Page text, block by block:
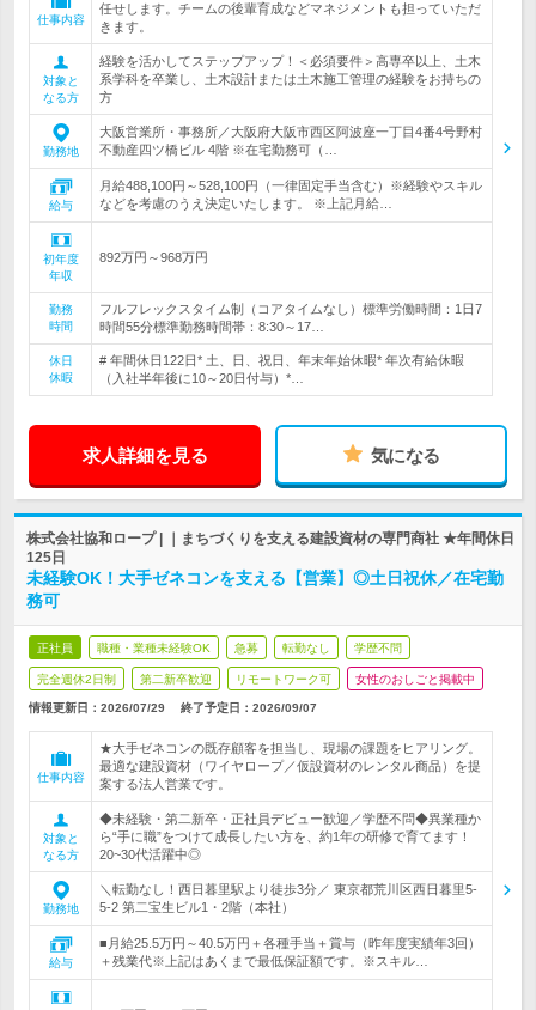
仕事内容
任せします。チームの後輩育成などマネジメントも担っていただ
きます。
対象と
なる方
経験を活かしてステップアップ！＜必須要件＞高専卒以上、土木
系学科を卒業し、土木設計または土木施工管理の経験をお持ちの
方
勤務地
大阪営業所・事務所／大阪府大阪市西区阿波座一丁目4番4号野村
不動産四ツ橋ビル 4階 ※在宅勤務可（…
給与
月給488,100円～528,100円（一律固定手当含む）※経験やスキル
などを考慮のうえ決定いたします。 ※上記月給…
初年度
年収
892万円～968万円
勤務
時間
フルフレックスタイム制（コアタイムなし）標準労働時間：1日7
時間55分標準勤務時間帯：8:30～17…
休日
休暇
# 年間休日122日* 土、日、祝日、年末年始休暇* 年次有給休暇
（入社半年後に10～20日付与）*…
求人詳細を見る 気になる
株式会社協和ロープ | ｜まちづくりを支える建設資材の専門商社 ★年間休日
125日
未経験OK！大手ゼネコンを支える【営業】◎土日祝休／在宅勤
務可
正社員 職種・業種未経験OK 急募 転勤なし 学歴不問
完全週休2日制 第二新卒歓迎 リモートワーク可 女性のおしごと掲載中
情報更新日：2026/07/29 終了予定日： 2026/09/07
仕事内容
★大手ゼネコンの既存顧客を担当し、現場の課題をヒアリング。
最適な建設資材（ワイヤロープ／仮設資材のレンタル商品）を提
案する法人営業です。
対象と
なる方
◆未経験・第二新卒・正社員デビュー歓迎／学歴不問◆異業種か
ら“手に職”をつけて成長したい方を、約1年の研修で育てます！
20~30代活躍中◎
勤務地
＼転勤なし！西日暮里駅より徒歩3分／ 東京都荒川区西日暮里5-
5-2 第二宝生ビル1・2階（本社）
給与
■月給25.5万円～40.5万円＋各種手当＋賞与（昨年度実績年3回）
＋残業代※上記はあくまで最低保証額です。※スキル…